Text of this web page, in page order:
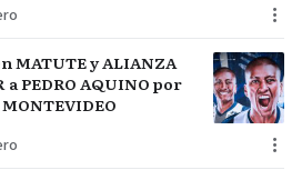
MATUTE y ALIANZA
a PEDRO AQUINO por